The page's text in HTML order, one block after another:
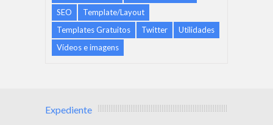
SEO
Template/Layout
Templates Gratuitos
Twitter
Utilidades
Vídeos e imagens
Expediente